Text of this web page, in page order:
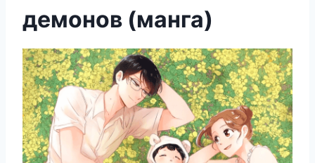
демонов (манга)